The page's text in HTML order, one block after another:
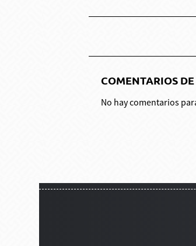
COMENTARIOS
No hay comentarios